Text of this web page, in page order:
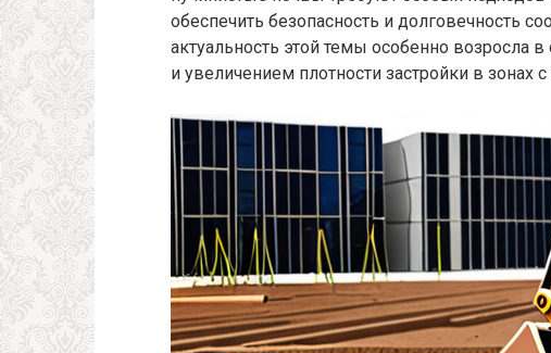
обеспечить безопасность и долговечность
актуальность этой темы особенно возросла
и увеличением плотности застройки в